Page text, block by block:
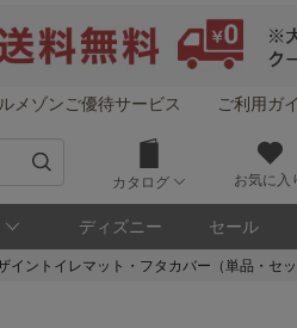
メゾンご優待サービス ご利用ガ
カタログ お気に入
ディズニー セール
イントイレマット・フタカバー（単品・セッ